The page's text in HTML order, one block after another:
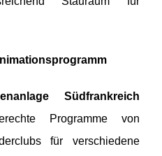
Südfrankreich
Programme von
für verschiedene